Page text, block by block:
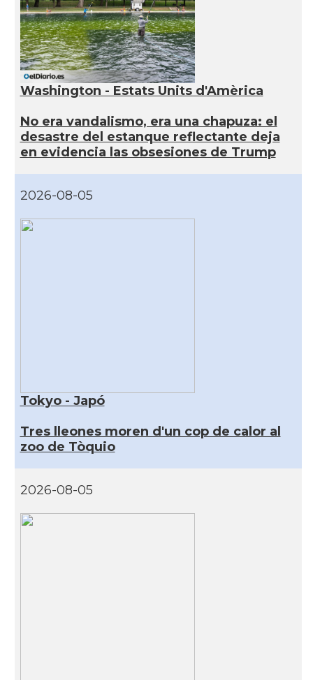
Washington - Estats Units d'Amèrica
No era vandalismo, era una chapuza: el
desastre del estanque reflectante deja
en evidencia las obsesiones de Trump
2026-08-05
Tokyo - Japó
Tres lleones moren d'un cop de calor al
zoo de Tòquio
2026-08-05